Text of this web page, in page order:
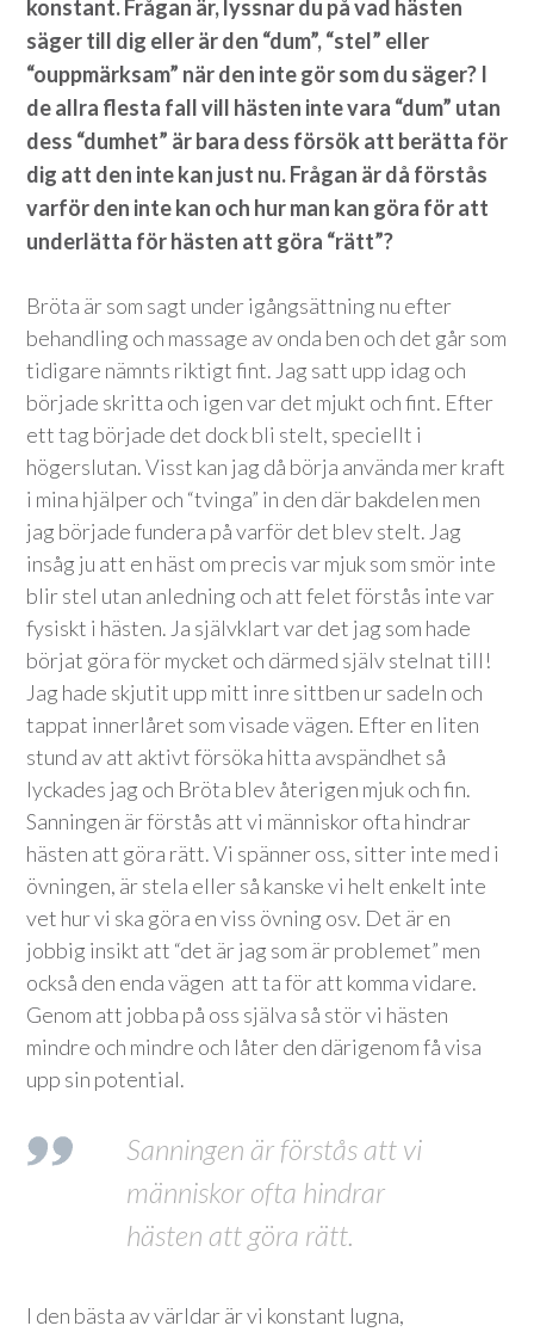
konstant. Frågan är, lyssnar du på vad hästen
säger till dig eller är den “dum”, “stel” eller
“ouppmärksam” när den inte gör som du säger? I
de allra flesta fall vill hästen inte vara “dum” utan
dess “dumhet” är bara dess försök att berätta för
dig att den inte kan just nu. Frågan är då förstås
varför den inte kan och hur man kan göra för att
underlätta för hästen att göra “rätt”?
Bröta är som sagt under igångsättning nu efter
behandling och massage av onda ben och det går som
tidigare nämnts riktigt fint. Jag satt upp idag och
började skritta och igen var det mjukt och fint. Efter
ett tag började det dock bli stelt, speciellt i
högerslutan. Visst kan jag då börja använda mer kraft
i mina hjälper och “tvinga” in den där bakdelen men
jag började fundera på varför det blev stelt. Jag
insåg ju att en häst om precis var mjuk som smör inte
blir stel utan anledning och att felet förstås inte var
fysiskt i hästen. Ja självklart var det jag som hade
börjat göra för mycket och därmed själv stelnat till!
Jag hade skjutit upp mitt inre sittben ur sadeln och
tappat innerlåret som visade vägen. Efter en liten
stund av att aktivt försöka hitta avspändhet så
lyckades jag och Bröta blev återigen mjuk och fin.
Sanningen är förstås att vi människor ofta hindrar
hästen att göra rätt. Vi spänner oss, sitter inte med i
övningen, är stela eller så kanske vi helt enkelt inte
vet hur vi ska göra en viss övning osv. Det är en
jobbig insikt att “det är jag som är problemet” men
också den enda vägen att ta för att komma vidare.
Genom att jobba på oss själva så stör vi hästen
mindre och mindre och låter den därigenom få visa
upp sin potential.
Sanningen är förstås att vi
människor ofta hindrar
hästen att göra rätt.
I den bästa av världar är vi konstant lugna,